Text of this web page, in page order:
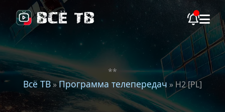
**
Всё ТВ»Программа телепередач » H2 [PL]